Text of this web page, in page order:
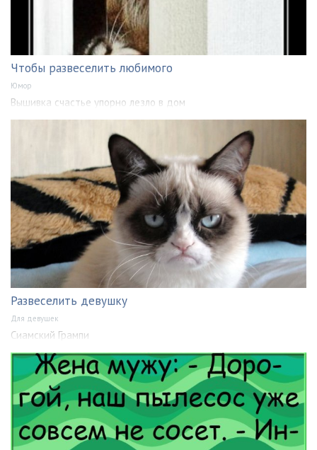
Чтобы развеселить любимого
Юмор
Вышивка счастье упорно лезло в дом
Развеселить девушку
Для девушек
Сиамский Грампи